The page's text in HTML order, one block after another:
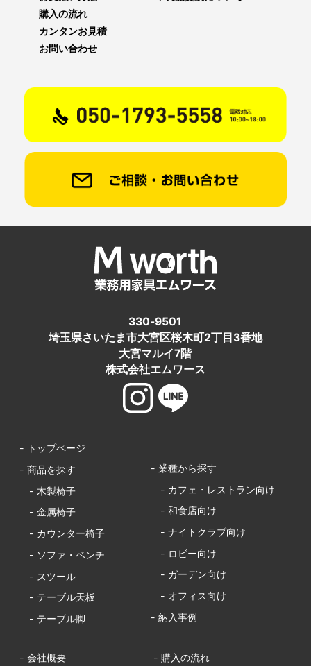
購入の流れ
カンタンお見積
お問い合わせ
330-9501
埼玉県さいたま市大宮区桜木町2丁目3番地
大宮マルイ7階
株式会社エムワース
- トップページ
- 商品を探す
- 木製椅子
- 金属椅子
- カウンター椅子
- ソファ・ベンチ
- スツール
- テーブル天板
- テーブル脚
- 業種から探す
- カフェ・レストラン向け
- 和食店向け
- ナイトクラブ向け
- ロビー向け
- ガーデン向け
- オフィス向け
- 納入事例
- 会社概要 - 購入の流れ